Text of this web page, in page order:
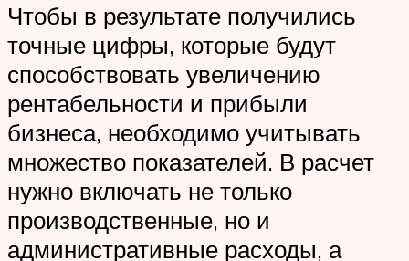
Чтобы в результате получились
точные цифры, которые будут
способствовать увеличению
рентабельности и прибыли
бизнеса, необходимо учитывать
множество показателей. В расчет
нужно включать не только
производственные, но и
административные расходы, а